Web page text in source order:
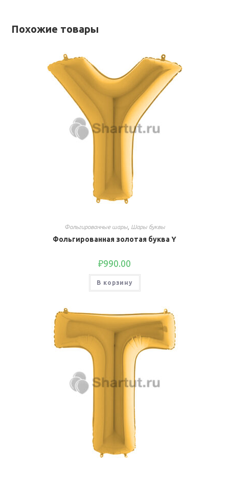
Похожие товары
Фольгированные шары, Шары буквы
Фольгированная золотая буква Y
₽990.00
В корзину